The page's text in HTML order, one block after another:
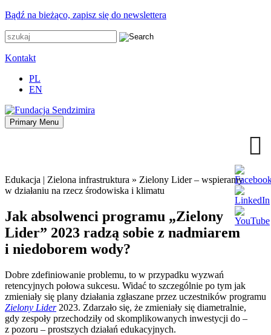
Przejdź
zawartości
Bądź na bieżąco, zapisz się do newslettera
Kontakt
PL
EN
Fundacja Sendzimira
Oferujemy wsparcie doradcze i szkoleniowe z zakresu
zrównoważonego rozwoju miast, nasza specjalizacja to wdrażanie
błękitno-zielonej infrastruktury i adaptacja miast do zmian klimatu
Primary Menu
Edukacja | Zielona infrastruktura » Zielony Lider – wspieramy
w działaniu na rzecz środowiska i klimatu
Jak absolwenci programu „Zielony
Lider” 2023 radzą sobie z nadmiarem
i niedoborem wody?
Dobre zdefiniowanie problemu, to w przypadku wyzwań
retencyjnych połowa sukcesu. Widać to szczególnie po tym jak
zmieniały się plany działania zgłaszane przez uczestników programu
Zielony Lider2023. Zdarzało się, że zmieniały się diametralnie,
gdy zespoły przechodziły od skomplikowanych inwestycji do –
z pozoru – prostszych działań edukacyjnych.